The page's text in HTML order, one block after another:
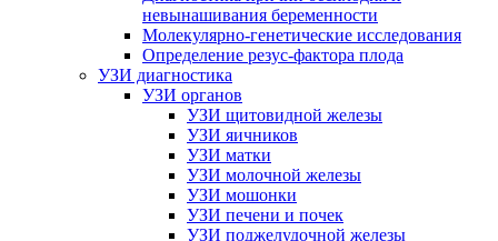
невынашивания беременности
Молекулярно-генетические исследования
Определение резус-фактора плода
УЗИ диагностика
УЗИ органов
УЗИ щитовидной железы
УЗИ яичников
УЗИ матки
УЗИ молочной железы
УЗИ мошонки
УЗИ печени и почек
УЗИ поджелудочной железы